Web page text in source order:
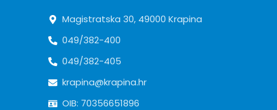
Magistratska 30, 49000 Krapina
049/382-400
049/382-405
krapina@krapina.hr
OIB: 70356651896